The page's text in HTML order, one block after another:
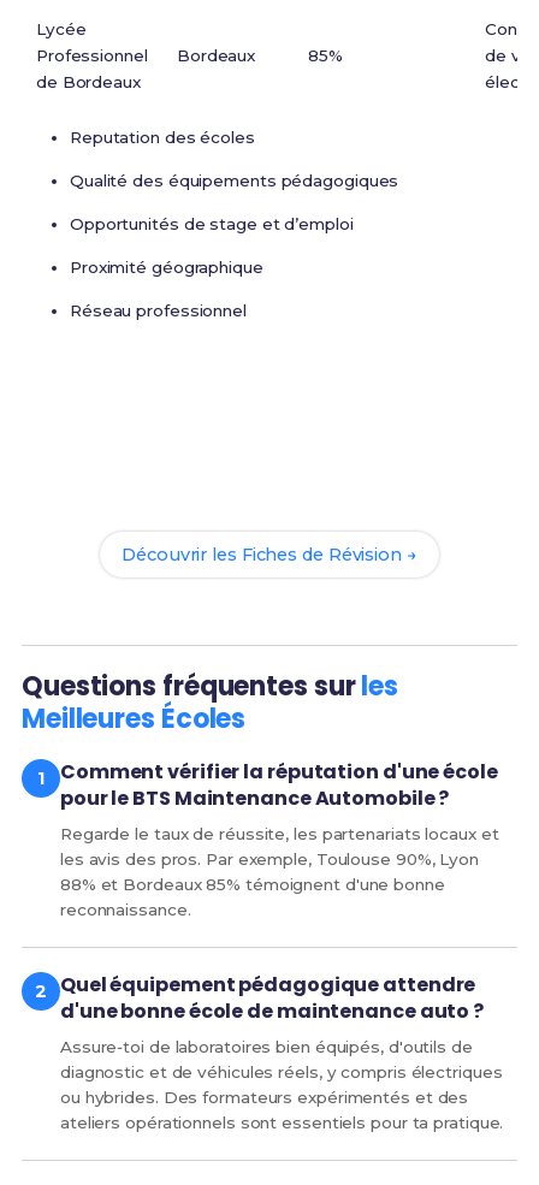
Lycée
Professionnel
de Bordeaux
Bordeaux 85%
de
Reputation des écoles
Qualité des équipements pédagogiques
Opportunités de stage et d’emploi
Proximité géographique
Réseau professionnel
Découvrir les Fiches de Révision →
Questions fréquentes surles
Meilleures Écoles
Comment vérifier la réputation d'une école
pour le BTS Maintenance Automobile ?
Regarde le taux de réussite, les partenariats locaux et
les avis des pros. Par exemple, Toulouse 90%, Lyon
88% et Bordeaux 85% témoignent d'une bonne
reconnaissance.
Quel équipement pédagogique attendre
d'une bonne école de maintenance auto ?
Assure‑toi de laboratoires bien équipés, d'outils de
diagnostic et de véhicules réels, y compris électriques
ou hybrides. Des formateurs expérimentés et des
ateliers opérationnels sont essentiels pour ta pratique.